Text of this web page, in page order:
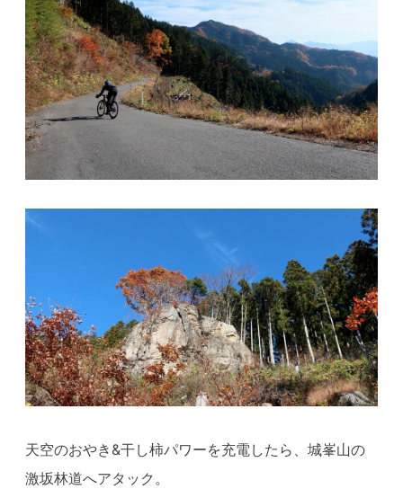
天空のおやき&干し柿パワーを充電したら、城峯山の
激坂林道へアタック。